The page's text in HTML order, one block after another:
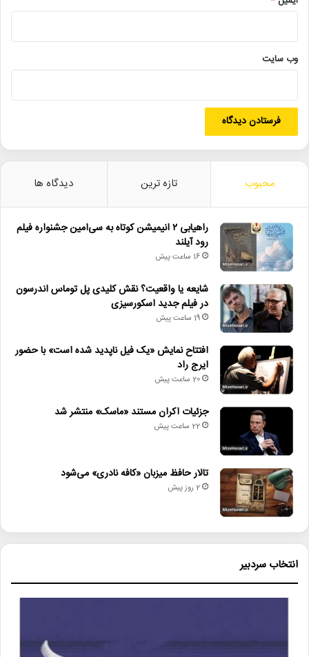
اخبار_سینما پروانه_ساخت
تولید_سینما
سینما
وب‌ سایت
محبوب تازه ترین دیدگاه ها
راهیابی ۲ انیمیشن کوتاه به سی‌امین جشنواره فیلم
رود آیلند
16 ساعت پیش
شایعه یا واقعیت؟ نقش کلیدی پل توماس اندرسون
در فیلم جدید اسکورسیزی
19 ساعت پیش
افتتاح نمایش «یک فیل ناپدید شده است» با حضور
ایرج راد
20 ساعت پیش
جزئیات اکران مستند «ماسک» منتشر شد
22 ساعت پیش
تالار حافظ میزبان «کافه نادری» می‌شود
2 روز پیش
انتخاب سردبیر